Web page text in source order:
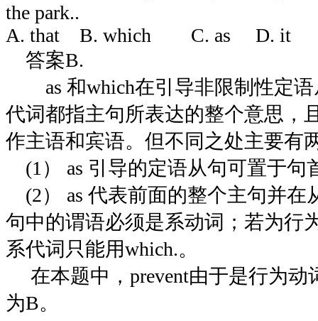
the park..
A. that B. which C. as D. it
答案B.
as 和which在引导非限制性定语
代词都指主句所表达的整个意思，
作主语和宾语。但不同之处主要有
(1） as 引导的定语从句可置于句
(2） as 代表前面的整个主句并在
句中的谓语必须是系动词；若为行
系代词只能用which.。
在本题中，prevent由于是行为动
为B。